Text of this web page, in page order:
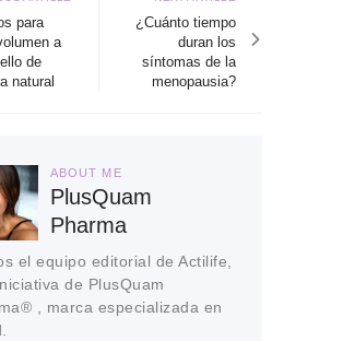
para
a
de
natural
article
¿Cuánto tiempo
duran los
síntomas de la
menopausia?
ABOUT ME
PlusQuam
Pharma
el equipo editorial de Actilife,
de PlusQuam
, marca especializada en